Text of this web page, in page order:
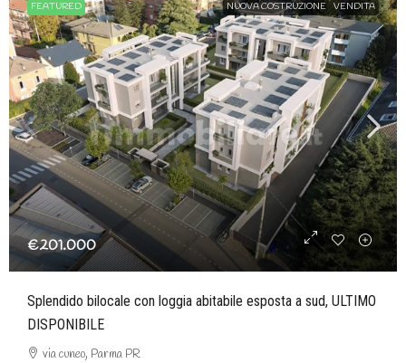
FEATURED NUOVA COSTRUZIONE VENDITA
€201.000
Splendido bilocale con loggia abitabile esposta a sud, ULTIMO
DISPONIBILE
via cuneo, Parma PR